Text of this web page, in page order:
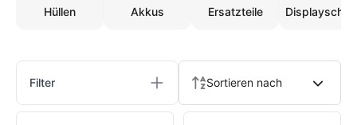
Hüllen Akkus Ersatzteile
Produkte
Filter Sortieren nach